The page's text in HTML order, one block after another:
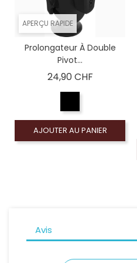
APERÇU RAPIDE
Prolongateur À Double
Pivot...
24,90 CHFPrix
AJOUTER AU PANIER
Avis